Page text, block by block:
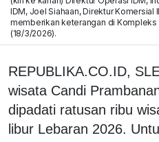
IDM, Joel Siahaan, Direktur Komersial
memberikan keterangan di Kompleks
(18/3/2026).
REPUBLIKA.CO.ID,
wisata Candi
dipadati ratusan ribu
libur Lebaran 2026.